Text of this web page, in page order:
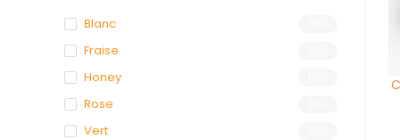
Blanc
Fraise
Honey
Rose
Vert